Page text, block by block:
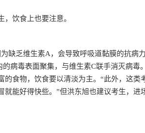
饮食上也要注意。
缺乏维生素A，会导致呼吸道黏膜的抗病
病毒表面聚集，与维生素C联手消灭病毒
的食物，饮食要以清淡为主。“此外，这
能好得快些。”但洪东旭也建议考生，进